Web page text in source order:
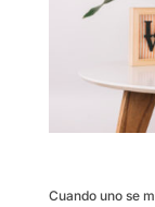
Cuando uno se